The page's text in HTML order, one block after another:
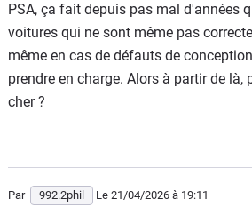
sous la loi IEEPA
Donc, non' "il n'y a pas qu'à "....
Si en plus, vous croyez qu'avec un
au niveau de la retraite en France,
continuer à travailler jusque 62 ans,
car ils ont tous relevé l'âge du départ
PSA, ça fait depuis pas mal d'années
voitures qui ne sont même pas
même en cas de défauts de
prendre en charge. Alors à partir de là,
cher ?
Par 992.2phil Le 21/04/2026 à 19:11